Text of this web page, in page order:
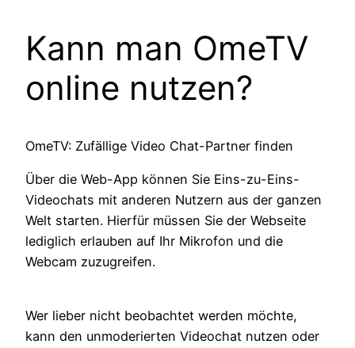
Kann man OmeTV
online nutzen?
OmeTV: Zufällige Video Chat-Partner finden
Über die Web-App können Sie Eins-zu-Eins-
Videochats mit anderen Nutzern aus der ganzen
Welt starten. Hierfür müssen Sie der Webseite
lediglich erlauben auf Ihr Mikrofon und die
Webcam zuzugreifen.
Wer lieber nicht beobachtet werden möchte,
kann den unmoderierten Videochat nutzen oder